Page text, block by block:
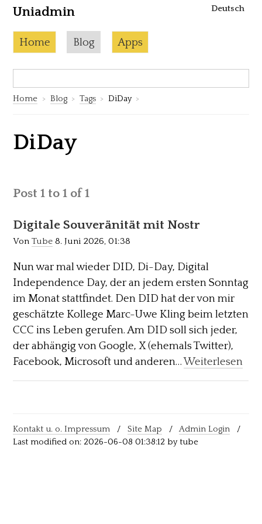
Uniadmin Deutsch
Skip to content
Home Current page:
Blog Apps
Home Blog Tags DiDay
DiDay
Post 1 to 1 of 1
Digitale Souveränität mit Nostr
VonTube 8. Juni 2026, 01:38
Nun war mal wieder DID, Di-Day, Digital
Independence Day, der an jedem ersten Sonntag
im Monat stattfindet. Den DID hat der von mir
geschätzte Kollege Marc-Uwe Kling beim letzten
CCC ins Leben gerufen. Am DID soll sich jeder,
der abhängig von Google, X (ehemals Twitter),
Facebook, Microsoft und anderen…Weiterlesen
Kontakt u. o. Impressum /Site Map /Admin Login /
Last modified on: 2026-06-08 01:38:12 by tube